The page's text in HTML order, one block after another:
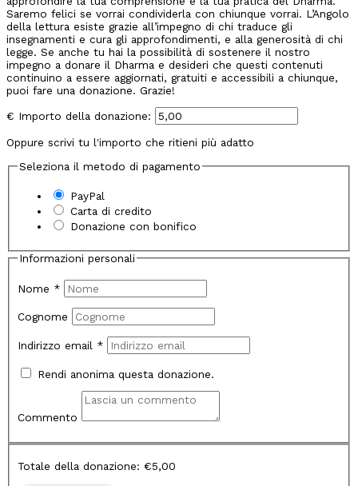
Saremo felici se vorrai condividerla con chiunque vorrai. L’Angolo
della lettura esiste grazie all’impegno di chi traduce gli
insegnamenti e cura gli approfondimenti, e alla generosità di chi
legge. Se anche tu hai la possibilità di sostenere il nostro
impegno a donare il Dharma e desideri che questi contenuti
continuino a essere aggiornati, gratuiti e accessibili a chiunque,
puoi fare una donazione. Grazie!
€ Importo della donazione:
Oppure scrivi tu l'importo che ritieni più adatto
Seleziona il metodo di pagamento
PayPal
Carta di credito
Donazione con bonifico
Informazioni personali
Nome *
Cognome
Indirizzo email *
Rendi anonima questa donazione.
Commento
Totale della donazione:€5,00